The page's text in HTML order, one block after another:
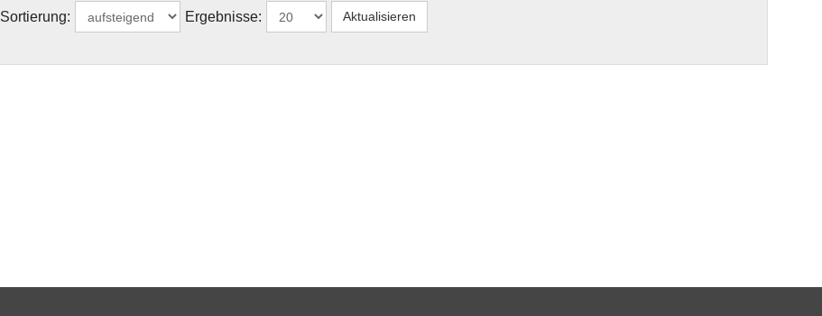
Sortierung: Ergebnisse: